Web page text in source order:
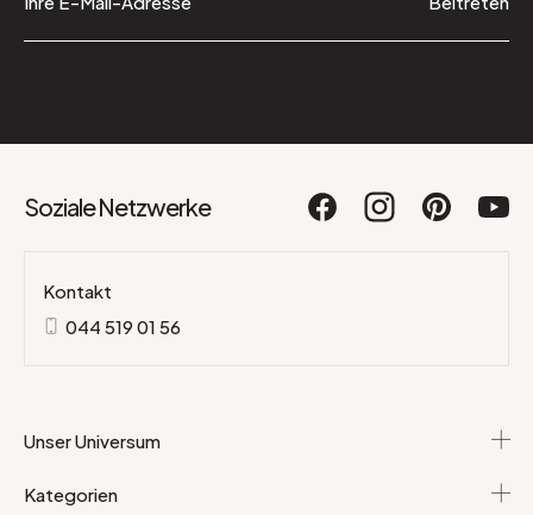
Soziale Netzwerke
Kontakt
044 519 01 56
Unser Universum
Kategorien